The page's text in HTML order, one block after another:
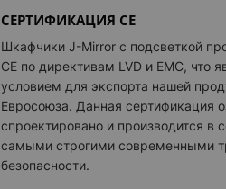
СЕРТИФИКАЦИЯ CE
Шкафчики J-Mirror с подсветкой
CE по директивам LVD и EMC, что
условием для экспорта нашей
Евросоюза. Данная сертификация
спроектировано и производится в
самыми строгими современными
безопасности.